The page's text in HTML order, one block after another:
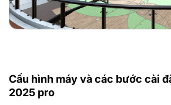
Cấu hình máy và các bước cài
2025 pro